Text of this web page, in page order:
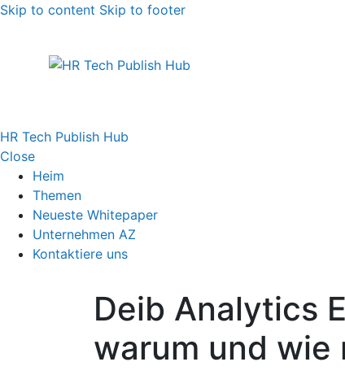
Skip to content Skip to footer
HR Tech Publish Hub
Close
Heim
Themen
Neueste Whitepaper
Unternehmen AZ
Kontaktiere uns
Deib Analytics
warum und wie